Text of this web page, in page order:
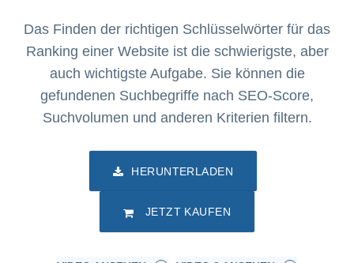
Das Finden der richtigen Schlüsselwörter für das
Ranking einer Website ist die schwierigste, aber
auch wichtigste Aufgabe. Sie können die
gefundenen Suchbegriffe nach SEO-Score,
Suchvolumen und anderen Kriterien filtern.
HERUNTERLADEN
JETZT KAUFEN